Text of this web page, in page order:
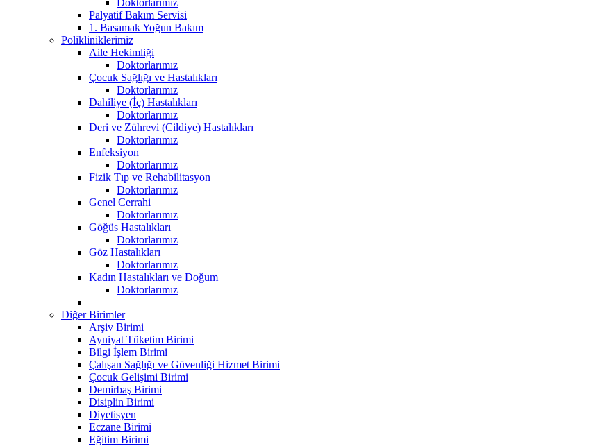
Palyatif Bakım Servisi
1. Basamak Yoğun Bakım
Polikliniklerimiz
Aile Hekimliği
Doktorlarımız
Çocuk Sağlığı ve Hastalıkları
Doktorlarımız
Dahiliye (İç) Hastalıkları
Doktorlarımız
Deri ve Zührevi (Cildiye) Hastalıkları
Doktorlarımız
Enfeksiyon
Doktorlarımız
Fizik Tıp ve Rehabilitasyon
Doktorlarımız
Genel Cerrahi
Doktorlarımız
Göğüs Hastalıkları
Doktorlarımız
Göz Hastalıkları
Doktorlarımız
Kadın Hastalıkları ve Doğum
Doktorlarımız
Diğer Birimler
Arşiv Birimi
Ayniyat Tüketim Birimi
Bilgi İşlem Birimi
Çalışan Sağlığı ve Güvenliği Hizmet Birimi
Çocuk Gelişimi Birimi
Demirbaş Birimi
Disiplin Birimi
Diyetisyen
Eczane Birimi
Eğitim Birimi